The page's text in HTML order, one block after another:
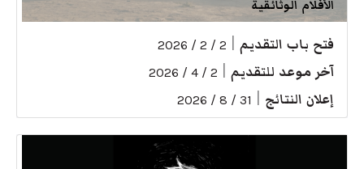
الأفلام الوثائقية
فتح باب التقديم 2 / 2 / 2026
آخر موعد للتقديم 2 / 4 / 2026
إعلان النتائج 31 / 8 / 2026